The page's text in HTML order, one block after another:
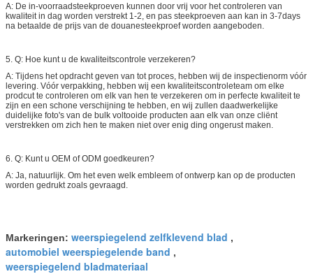
A: De in-voorraadsteekproeven kunnen door vrij voor het controleren van
kwaliteit in dag worden verstrekt 1-2, en pas steekproeven aan kan in 3-7days
na betaalde de prijs van de douanesteekproef worden aangeboden.
5. Q: Hoe kunt u de kwaliteitscontrole verzekeren?
A: Tijdens het opdracht geven van tot proces, hebben wij de inspectienorm vóór
levering. Vóór verpakking, hebben wij een kwaliteitscontroleteam om elke
prodcut te controleren om elk van hen te verzekeren om in perfecte kwaliteit te
zijn en een schone verschijning te hebben, en wij zullen daadwerkelijke
duidelijke foto's van de bulk voltooide producten aan elk van onze cliënt
verstrekken om zich hen te maken niet over enig ding ongerust maken.
6. Q: Kunt u OEM of ODM goedkeuren?
A: Ja, natuurlijk. Om het even welk embleem of ontwerp kan op de producten
worden gedrukt zoals gevraagd.
Markeringen: weerspiegelend zelfklevend blad ,
automobiel weerspiegelende band ,
weerspiegelend bladmateriaal